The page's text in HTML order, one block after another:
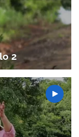
ACEPTAR
2